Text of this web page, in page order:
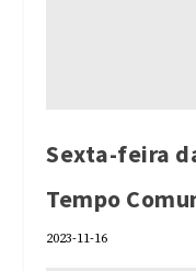
Sexta-feira
Tempo
2023-11-16